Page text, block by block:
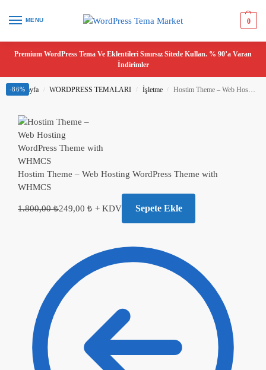
MENU 0
Premium WordPress Tema Ve Eklentileri Sınırsız Sitede Kullan. % 90’a Varan
İndirimler
Ana Sayfa / WORDPRESS TEMALARI / İşletme / Hostim Theme – Web Hosting WordPress Theme with WHMCS
Hostim Theme – Web Hosting WordPress Theme with
WHMCS
1.800,00₺249,00 ₺ + KDV Sepete Ekle
-86%